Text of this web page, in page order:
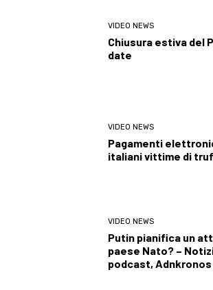
VIDEO NEWS
Chiusura estiva del
date
VIDEO NEWS
Pagamenti
italiani vittime di
VIDEO NEWS
Putin pianifica un
paese Nato? –
podcast, Adnkronos